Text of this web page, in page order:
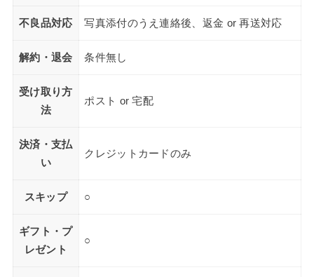
不良品対応 写真添付のうえ連絡後、返金 or 再送対応
解約・退会 条件無し
受け取り方
法
ポスト or 宅配
決済・支払
い
クレジットカードのみ
スキップ ○
ギフト・プ
レゼント
○